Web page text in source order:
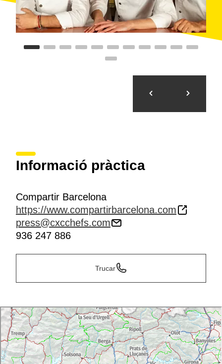
Informació pràctica
Compartir Barcelona
https://www.compartirbarcelona.com
press@cxcchefs.com
936 247 886
Trucar